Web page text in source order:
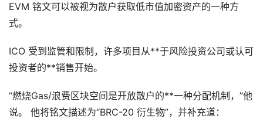
EVM 铭文可以被视为散户获取低市值加密资产的一种方
式。
ICO 受到监管和限制，许多项目从**于风险投资公司或认可
投资者的**销售开始。
“燃烧Gas/浪费区块空间是开放散户的**一种分配机制，”他
说。 他将铭文描述为“BRC-20 衍生物”，并补充道：